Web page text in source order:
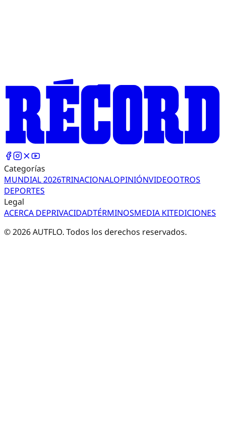
Categorías
MUNDIAL 2026TRINACIONALOPINIÓNVIDEOOTROS
DEPORTES
Legal
ACERCA DEPRIVACIDADTÉRMINOSMEDIA KITEDICIONES
©2026AUTFLO. Todos los derechos reservados.